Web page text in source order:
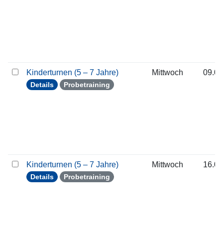
Kinderturnen (5 – 7 Jahre)
Details Probetraining
Mittwoch
Kinderturnen (5 – 7 Jahre)
Details Probetraining
Mittwoch